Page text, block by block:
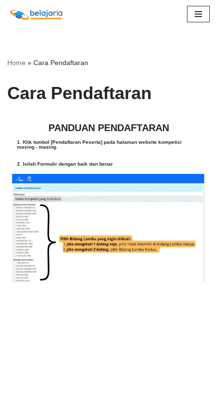
Home » Cara Pendaftaran
Cara Pendaftaran
PANDUAN PENDAFTARAN
1. Klik tombol [Pendaftaran Peserta] pada halaman website kompetisi
masing - masing.
2. Isilah Formulir dengan baik dan benar